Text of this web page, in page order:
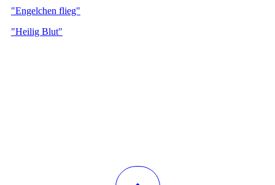
"Engelchen flieg"
"Heilig Blut"